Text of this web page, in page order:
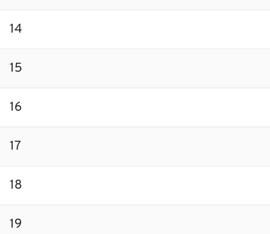
14
15
16
17
18
19